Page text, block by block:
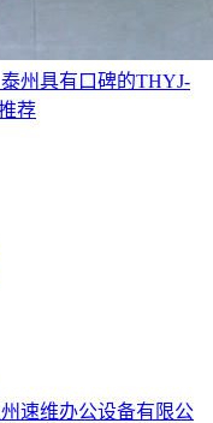
州具有口碑的THYJ-
荐
速维办公设备有限公